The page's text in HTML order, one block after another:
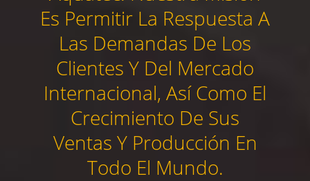
Es Permitir La Respuesta A
Las Demandas De Los
Clientes Y Del Mercado
Internacional, Así Como El
Crecimiento De Sus
Ventas Y Producción En
Todo El Mundo.